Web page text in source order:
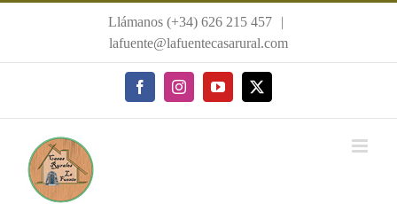
Llámanos (+34) 626 215 457
|
lafuente@lafuentecasarural.com
FacebookInstagramYouTube
X